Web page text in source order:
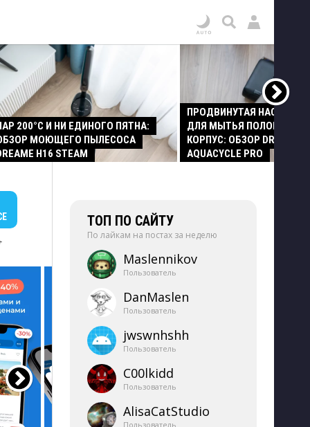
200°C И НИ ЕДИНОГО ПЯТНА:
МОЮЩЕГО ПЫЛЕСОСА
H16 STEAM
ПРОДВИНУТАЯ НАСАДКА
ДЛЯ МЫТЬЯ ПОЛОВ И
КОРПУС: ОБЗОР DREAME
AQUACYCLE PRO
ТОП ПО САЙТУ
По лайкам на постах за неделю
Maslennikov
Пользователь
DanMaslen
Пользователь
jwswnhshh
Пользователь
C00lkidd
Пользователь
AlisaCatStudio
Пользователь